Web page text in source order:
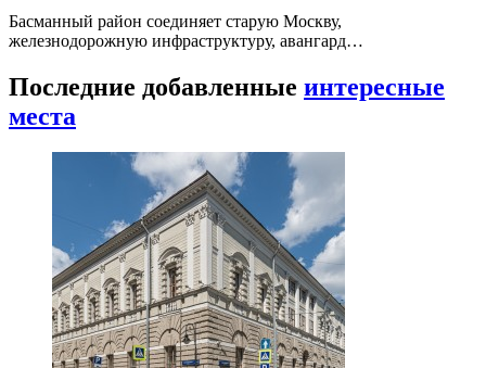
Басманный район соединяет старую Москву,
железнодорожную инфраструктуру, авангард…
Последние добавленные интересные
места